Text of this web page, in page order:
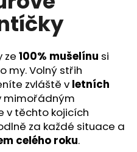
ze 100% mušelínu si
my. Volný střih
zvláště v letních
mimořádným
v těchto kojicích
za každé situace a
celého roku.